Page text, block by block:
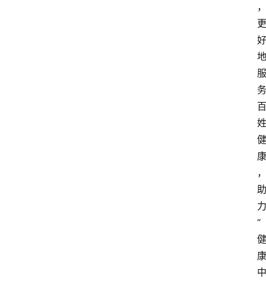
，
更
好
地
服
务
百
姓
健
康
，
助
力
“
健
康
中